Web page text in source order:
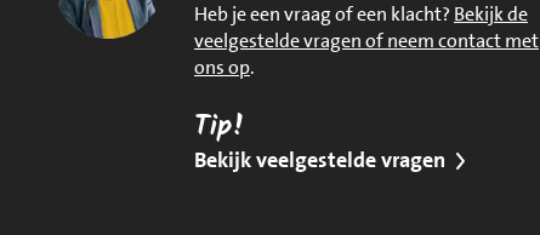
Heb je een vraag of een klacht? Bekijk de
veelgestelde vragen of neem contact met
ons op.
Tip!
Bekijk veelgestelde vragen